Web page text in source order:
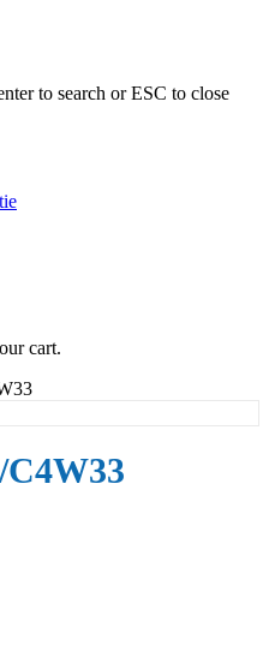
to search or ESC to close
cart.